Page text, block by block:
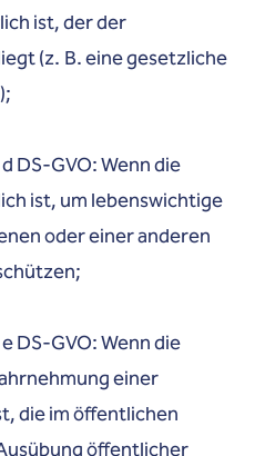
ist, der der
(z. B. eine gesetzliche
DS-GVO: Wenn die
ist, um lebenswichtige
oder einer anderen
DS-GVO: Wenn die
einer
die im öffentlichen
öffentlicher